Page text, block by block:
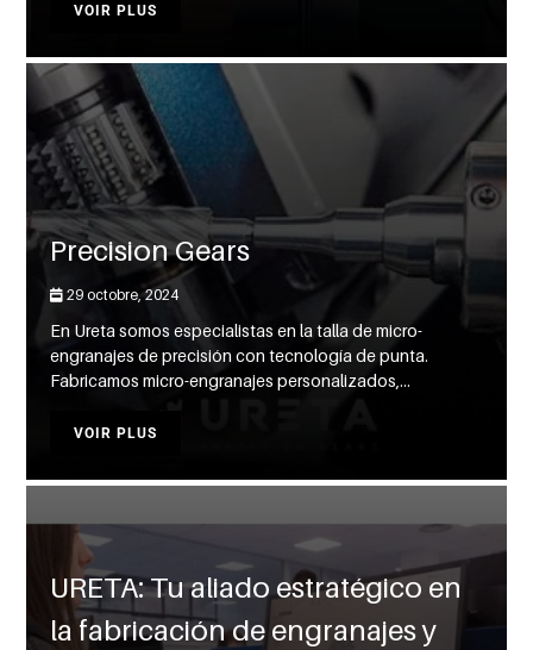
VOIR PLUS
Precision Gears
29 octobre, 2024
En Ureta somos especialistas en la talla de micro-
engranajes de precisión con tecnología de punta.
Fabricamos micro-engranajes personalizados,...
VOIR PLUS
URETA: Tu aliado estratégico en
la fabricación de engranajes y